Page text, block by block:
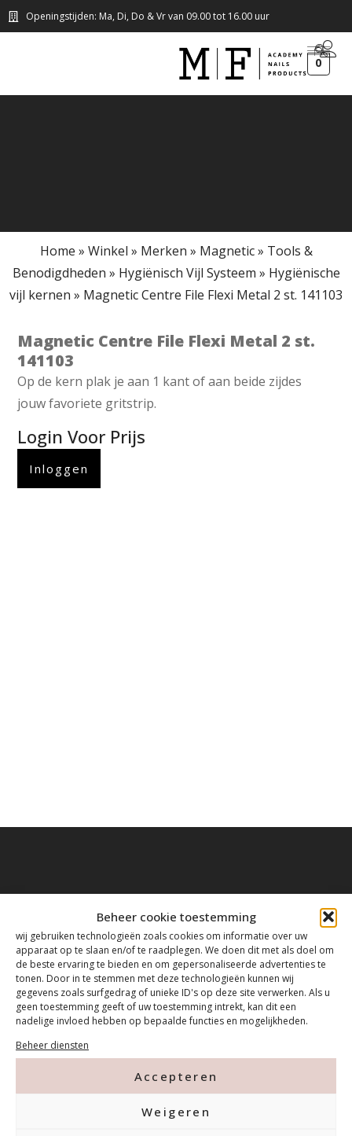
Beheer cookie toestemming
wij gebruiken technologieën zoals cookies om informatie over uw
apparaat op te slaan en/of te raadplegen. We doen dit met als doel om
de beste ervaring te bieden en om gepersonaliseerde advertenties te
tonen. Door in te stemmen met deze technologieën kunnen wij
gegevens zoals surfgedrag of unieke ID's op deze site verwerken. Als u
geen toestemming geeft of uw toestemming intrekt, kan dit een
nadelige invloed hebben op bepaalde functies en mogelijkheden.
Beheer diensten
Accepteren
Weigeren
Openingstijden: Ma, Di, Do & Vr van 09.00 tot 16.00 uur
0
Home » Winkel » Merken » Magnetic» Tools &
Benodigdheden » Hygiënisch Vijl Systeem » Hygiënische
vijl kernen » Magnetic Centre File Flexi Metal 2 st. 141103
Magnetic Centre File Flexi Metal 2 st.
141103
Op de kern plak je aan 1 kant of aan beide zijdes
jouw favoriete gritstrip.
Login Voor Prijs
Inloggen
Tanthofdreef 7 2623 EW Delft
015-2120822
info@mfacademy.nl